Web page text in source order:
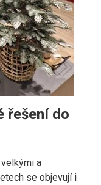
řešení do
a
se objevují i